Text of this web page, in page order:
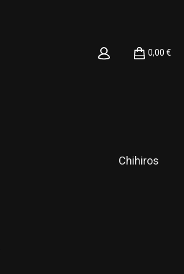
0,00 €
Chihiros